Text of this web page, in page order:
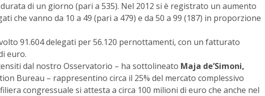
di un giorno (pari a 535). Nel 2012 si è registrato un aumento
che vanno da 10 a 49 (pari a 479) e da 50 a 99 (187) in proporzione
91.604 delegati per 56.120 pernottamenti, con un fatturato
euro.
dal nostro Osservatorio – ha sottolineato Maja de’Simoni,
Bureau – rappresentino circa il 25% del mercato complessivo
congressuale si attesta a circa 100 milioni di euro che anche nel